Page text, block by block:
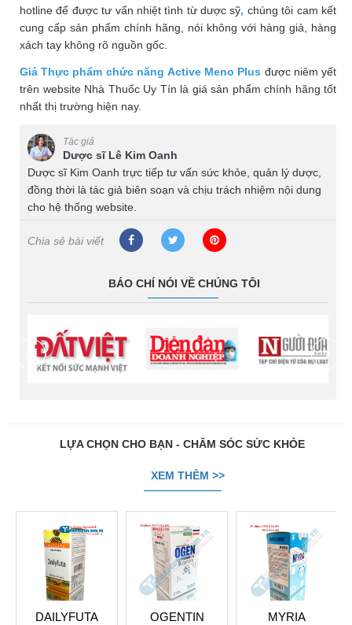
hotline để được tư vấn nhiệt tình từ dược sỹ, chúng tôi cam kết
cung cấp sản phẩm chính hãng, nói không với hàng giả, hàng
xách tay không rõ nguồn gốc.
Giá Thực phẩm chức năng Active Meno Plus được niêm yết
trên website Nhà Thuốc Uy Tín là giá sản phẩm chính hãng tốt
nhất thị trường hiện nay.
Tác giả
Dược sĩ Lê Kim Oanh
Dược sĩ Kim Oanh trực tiếp tư vấn sức khỏe, quản lý dược,
đồng thời là tác giả biên soạn và chịu trách nhiệm nội dung
cho hệ thống website.
Chia sẻ bài viết
BÁO CHÍ NÓI VỀ CHÚNG TÔI
prev next
LỰA CHỌN CHO BẠN - CHĂM SÓC SỨC KHỎE
XEM THÊM >>
DAILYFUTA
OGENTIN
MYRIA